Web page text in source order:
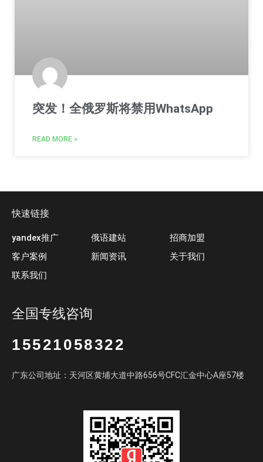
突发！全俄罗斯将禁用WhatsApp
READ MORE »
快速链接
yandex推广
客户案例
联系我们
俄语建站
新闻资讯
招商加盟
关于我们
全国专线咨询
15521058322
广东公司地址：天河区黄埔大道中路656号CFC汇金中心A座57楼